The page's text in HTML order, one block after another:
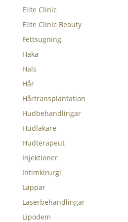
Elite Clinic
Elite Clinic Beauty
Fettsugning
Haka
Hals
Hår
Hårtransplantation
Hudbehandlingar
Hudläkare
Hudterapeut
Injektioner
Intimkirurgi
Läppar
Laserbehandlingar
Lipödem